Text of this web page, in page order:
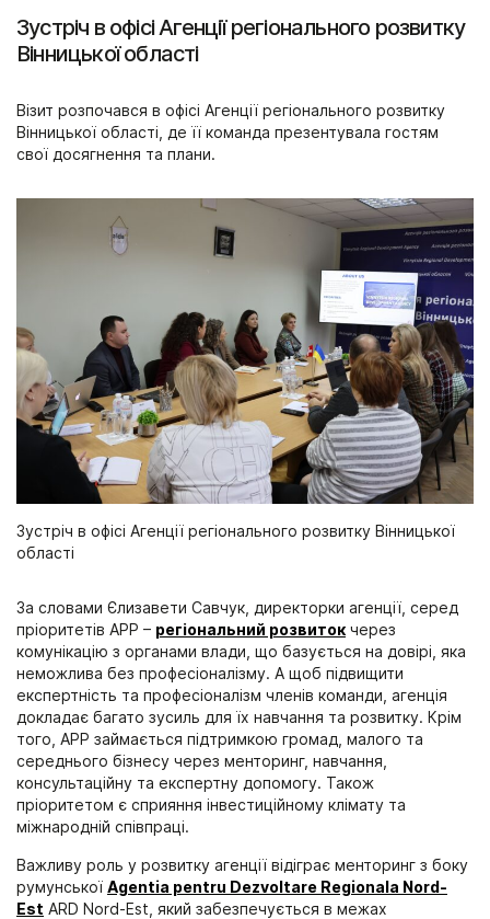
Зустріч в офісі Агенції регіонального розвитку
Вінницької області
Візит розпочався в офісі Агенції регіонального розвитку
Вінницької області, де її команда презентувала гостям
свої досягнення та плани.
Зустріч в офісі Агенції регіонального розвитку Вінницької
області
За словами Єлизавети Савчук, директорки агенції, серед
пріоритетів АРР – регіональний розвиток через
комунікацію з органами влади, що базується на довірі, яка
неможлива без професіоналізму. А щоб підвищити
експертність та професіоналізм членів команди, агенція
докладає багато зусиль для їх навчання та розвитку. Крім
того, АРР займається підтримкою громад, малого та
середнього бізнесу через менторинг, навчання,
консультаційну та експертну допомогу. Також
пріоритетом є сприяння інвестиційному клімату та
міжнародній співпраці.
Важливу роль у розвитку агенції відіграє менторинг з боку
румунської Agentia pentru Dezvoltare Regionala Nord-
Est ARD Nord-Est, який забезпечується в межах